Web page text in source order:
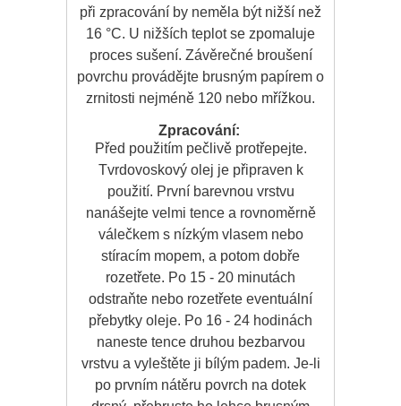
při zpracování by neměla být nižší než
16 °C. U nižších teplot se zpomaluje
proces sušení. Závěrečné broušení
povrchu provádějte brusným papírem o
zrnitosti nejméně 120 nebo mřížkou.
Zpracování:
Před použitím pečlivě protřepejte.
Tvrdovoskový olej je připraven k
použití. První barevnou vrstvu
nanášejte velmi tence a rovnoměrně
válečkem s nízkým vlasem nebo
stíracím mopem, a potom dobře
rozetřete. Po 15 - 20 minutách
odstraňte nebo rozetřete eventuální
přebytky oleje. Po 16 - 24 hodinách
naneste tence druhou bezbarvou
vrstvu a vyleštěte ji bílým padem. Je-li
po prvním nátěru povrch na dotek